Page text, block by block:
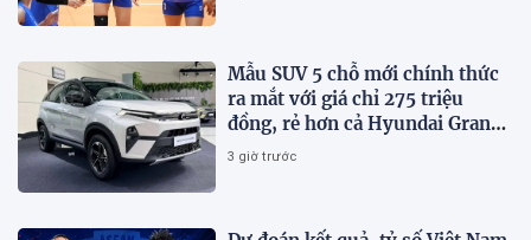
Mẫu SUV 5 chỗ mới chính thức
ra mắt với giá chỉ 275 triệu
đồng, rẻ hơn cả Hyundai Grand
i10 và Kia Morning
3 giờ trước